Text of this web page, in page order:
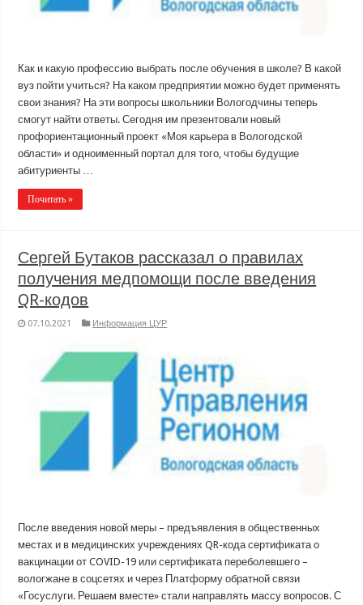
Как и какую профессию выбрать после обучения в школе? В какой
вуз пойти учиться? На каком предприятии можно будет применять
свои знания? На эти вопросы школьники Вологодчины теперь
смогут найти ответы. Сегодня им презентовали новый
профориентационный проект «Моя карьера в Вологодской
области» и одноименный портал для того, чтобы будущие
абитуриенты …
Почитать »
Сергей Бутаков рассказал о правилах
получения медпомощи после введения
QR-кодов
07.10.2021 Информация ЦУР
После введения новой меры – предъявления в общественных
местах и в медицинских учреждениях QR-кода сертификата о
вакцинации от COVID-19 или сертификата переболевшего –
вологжане в соцсетях и через Платформу обратной связи
«Госуслуги. Решаем вместе» стали направлять массу вопросов. С